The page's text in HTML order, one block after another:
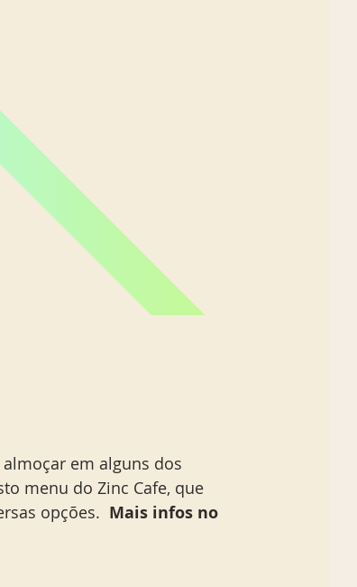
em alguns dos
menu do Zinc Cafe, que
opções. Mais infos no